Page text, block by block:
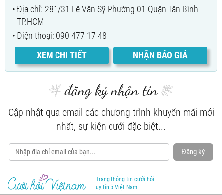
Địa chỉ: 281/31 Lê Văn Sỹ Phường 01 Quận Tân Bình
TP.HCM
Điện thoại: 090 477 17 48
XEM CHI TIẾT
NHẬN BÁO GIÁ
đăng ký nhận tin
Cập nhật qua email các chương trình khuyến mãi mới
nhất, sự kiện cưới đặc biệt...
Đăng ký
Trang thông tin cưới hỏi
uy tín ở Việt Nam